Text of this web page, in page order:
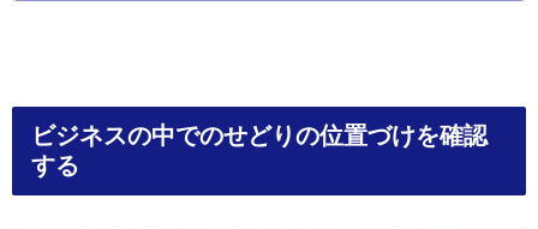
ビジネスの中でのせどりの位置づけを確認
する